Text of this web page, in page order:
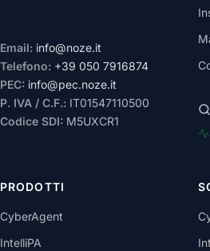
Email: info@noze.it
Telefono: +39 050 7916874
PEC: info@pec.noze.it
P. IVA / C.F.: IT01547110500
Codice SDI: M5UXCR1
PRODOTTI
CyberAgent
IntelliPA